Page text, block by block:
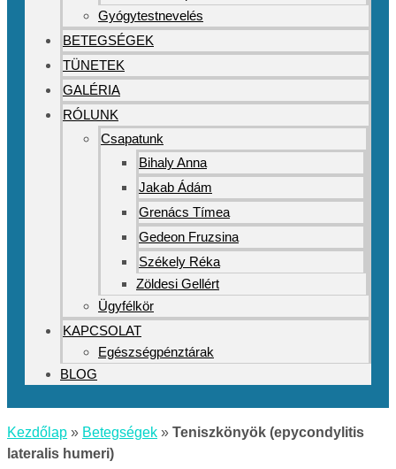
Gyógytestnevelés
BETEGSÉGEK
TÜNETEK
GALÉRIA
RÓLUNK
Csapatunk
Bihaly Anna
Jakab Ádám
Grenács Tímea
Gedeon Fruzsina
Székely Réka
Zöldesi Gellért
Ügyfélkör
KAPCSOLAT
Egészségpénztárak
BLOG
Kezdőlap » Betegségek » Teniszkönyök (epycondylitis
lateralis humeri)